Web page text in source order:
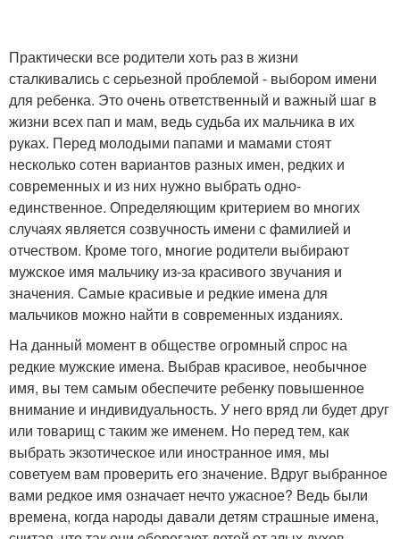
Практически все родители хоть раз в жизни
сталкивались с серьезной проблемой - выбором имени
для ребенка. Это очень ответственный и важный шаг в
жизни всех пап и мам, ведь судьба их мальчика в их
руках. Перед молодыми папами и мамами стоят
несколько сотен вариантов разных имен, редких и
современных и из них нужно выбрать одно-
единственное. Определяющим критерием во многих
случаях является созвучность имени с фамилией и
отчеством. Кроме того, многие родители выбирают
мужское имя мальчику из-за красивого звучания и
значения. Самые красивые и редкие имена для
мальчиков можно найти в современных изданиях.
На данный момент в обществе огромный спрос на
редкие мужские имена. Выбрав красивое, необычное
имя, вы тем самым обеспечите ребенку повышенное
внимание и индивидуальность. У него вряд ли будет друг
или товарищ с таким же именем. Но перед тем, как
выбрать экзотическое или иностранное имя, мы
советуем вам проверить его значение. Вдруг выбранное
вами редкое имя означает нечто ужасное? Ведь были
времена, когда народы давали детям страшные имена,